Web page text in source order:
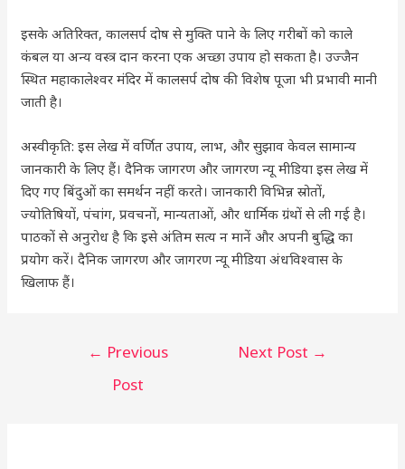
इसके अतिरिक्त, कालसर्प दोष से मुक्ति पाने के लिए गरीबों को काले
कंबल या अन्य वस्त्र दान करना एक अच्छा उपाय हो सकता है। उज्जैन
स्थित महाकालेश्वर मंदिर में कालसर्प दोष की विशेष पूजा भी प्रभावी मानी
जाती है।
अस्वीकृति: इस लेख में वर्णित उपाय, लाभ, और सुझाव केवल सामान्य
जानकारी के लिए हैं। दैनिक जागरण और जागरण न्यू मीडिया इस लेख में
दिए गए बिंदुओं का समर्थन नहीं करते। जानकारी विभिन्न स्रोतों,
ज्योतिषियों, पंचांग, प्रवचनों, मान्यताओं, और धार्मिक ग्रंथों से ली गई है।
पाठकों से अनुरोध है कि इसे अंतिम सत्य न मानें और अपनी बुद्धि का
प्रयोग करें। दैनिक जागरण और जागरण न्यू मीडिया अंधविश्वास के
खिलाफ हैं।
← Previous
Post
Next Post →